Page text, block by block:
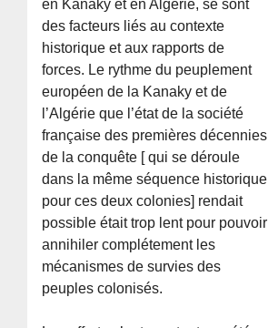
en Kanaky et en Algérie, se sont
des facteurs liés au contexte
historique et aux rapports de
forces. Le rythme du peuplement
européen de la Kanaky et de
l’Algérie que l’état de la société
française des premières décennies
de la conquête [ qui se déroule
dans la même séquence historique
pour ces deux colonies] rendait
possible était trop lent pour pouvoir
annihiler complétement les
mécanismes de survies des
peuples colonisés.